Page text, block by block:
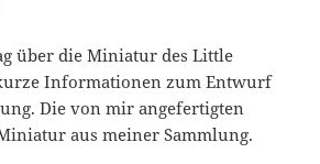
über die Miniatur des Little
Informationen zum Entwurf
Die von mir angefertigten
aus meiner Sammlung.